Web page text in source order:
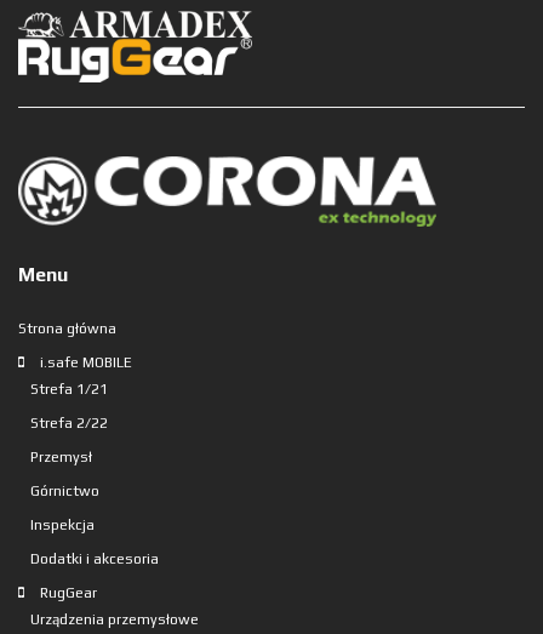
Menu
Strona główna
i.safe MOBILE
Strefa 1/21
Strefa 2/22
Przemysł
Górnictwo
Inspekcja
Dodatki i akcesoria
RugGear
Urządzenia przemysłowe